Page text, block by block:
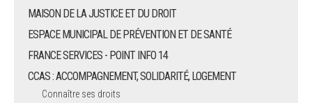
MAISON DE LA JUSTICE ET DU DROIT
ESPACE MUNICIPAL DE PRÉVENTION ET DE SANTÉ
FRANCE SERVICES - POINT INFO 14
CCAS : ACCOMPAGNEMENT, SOLIDARITÉ, LOGEMENT
Connaître ses droits